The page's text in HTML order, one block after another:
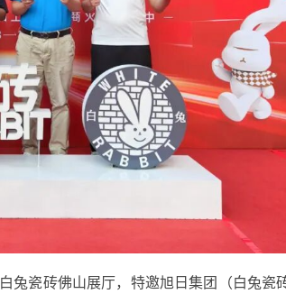
白兔瓷砖佛山展厅， 特邀旭日集团（白兔瓷